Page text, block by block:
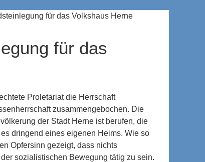
für das Volkshaus Herne
für das
Proletariat die Herrschaft
zusammengebochen. Die
der Stadt Herne ist berufen, die
dringend eines eigenen Heims. Wie so
Opfersinn gezeigt, dass nichts
sozialistischen Bewegung tätig zu sein.